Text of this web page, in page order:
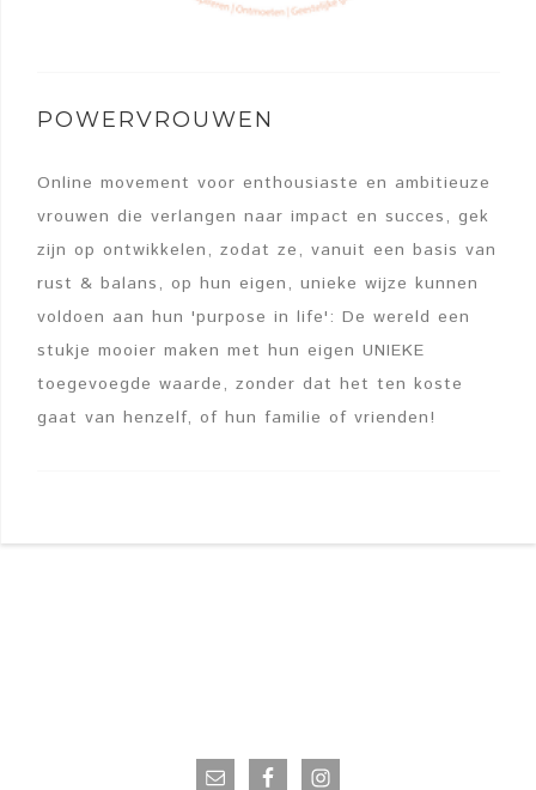
POWERVROUWEN
Online movement voor enthousiaste en ambitieuze
vrouwen die verlangen naar impact en succes, gek
zijn op ontwikkelen, zodat ze, vanuit een basis van
rust & balans, op hun eigen, unieke wijze kunnen
voldoen aan hun 'purpose in life': De wereld een
stukje mooier maken met hun eigen UNIEKE
toegevoegde waarde, zonder dat het ten koste
gaat van henzelf, of hun familie of vrienden!